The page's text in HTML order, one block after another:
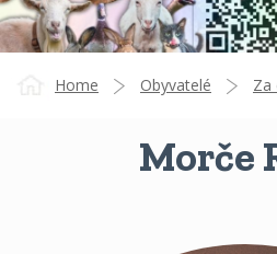
Home Obyvatelé Za
Morče RózaMorče